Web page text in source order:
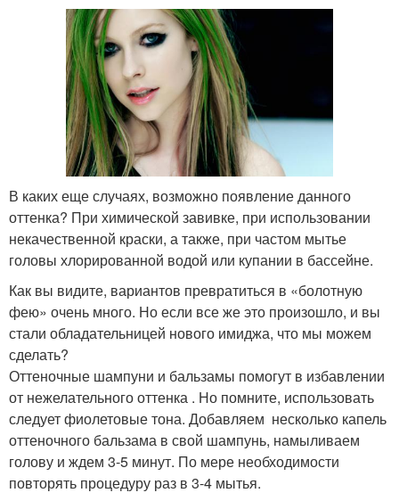
В каких еще случаях, возможно появление данного
оттенка? При химической завивке, при использовании
некачественной краски, а также, при частом мытье
головы хлорированной водой или купании в бассейне.
Как вы видите, вариантов превратиться в «болотную
фею» очень много. Но если все же это произошло, и вы
стали обладательницей нового имиджа, что мы можем
сделать?
Оттеночные шампуни и бальзамы помогут в избавлении
от нежелательного оттенка . Но помните, использовать
следует фиолетовые тона. Добавляем несколько капель
оттеночного бальзама в свой шампунь, намыливаем
голову и ждем 3-5 минут. По мере необходимости
повторять процедуру раз в 3-4 мытья.